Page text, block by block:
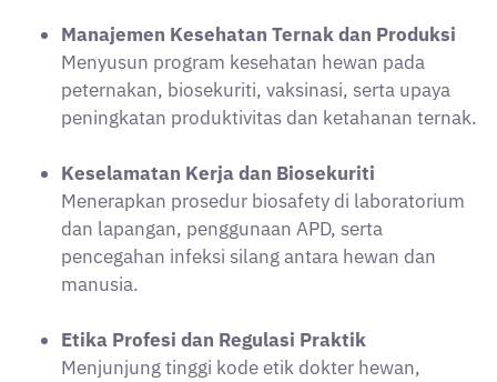
Manajemen Kesehatan Ternak dan Produksi
Menyusun program kesehatan hewan pada
peternakan, biosekuriti, vaksinasi, serta upaya
peningkatan produktivitas dan ketahanan ternak.
Keselamatan Kerja dan Biosekuriti
Menerapkan prosedur biosafety di laboratorium
dan lapangan, penggunaan APD, serta
pencegahan infeksi silang antara hewan dan
manusia.
Etika Profesi dan Regulasi Praktik
Menjunjung tinggi kode etik dokter hewan,